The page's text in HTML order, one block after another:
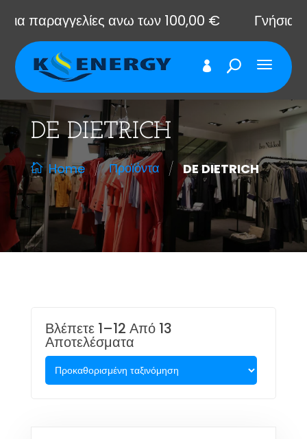
ανω των 100,00 € Γνήσια
DE DIETRICH
Home / Προϊόντα / DE DIETRICH
Βλέπετε 1–12 Από 13
Αποτελέσματα